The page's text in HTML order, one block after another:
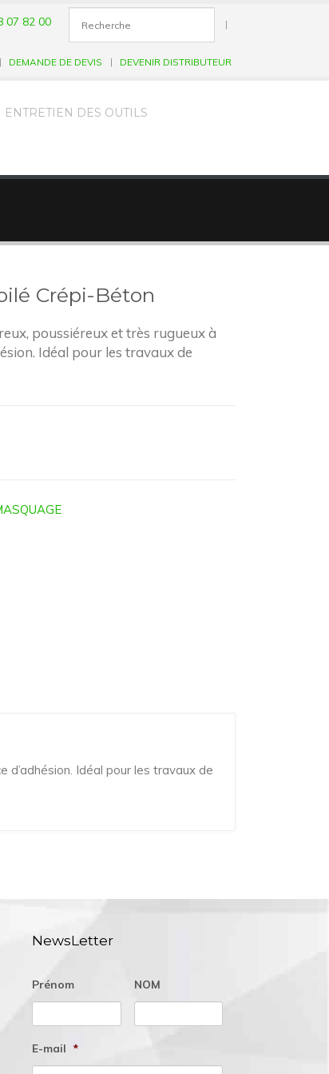
07 82 00 |
DEMANDE DE DEVIS DEVENIR DISTRIBUTEUR
ENTRETIEN DES OUTILS
Crépi-Béton
poussiéreux et très rugueux à
Idéal pour les travaux de
Idéal pour les travaux de
NewsLetter
Prénom NOM
E-mail *